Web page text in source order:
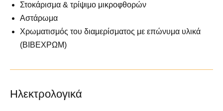
Στοκάρισμα & τρίψιμο μικροφθορών
Αστάρωμα
Χρωματισμός του διαμερίσματος με επώνυμα υλικά
(ΒΙΒΕΧΡΩΜ)
Ηλεκτρολογικά